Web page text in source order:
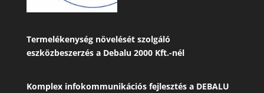
Termelékenység növelését szolgáló
eszközbeszerzés a Debalu 2000 Kft.-nél
Komplex infokommunikációs fejlesztés a DEBALU